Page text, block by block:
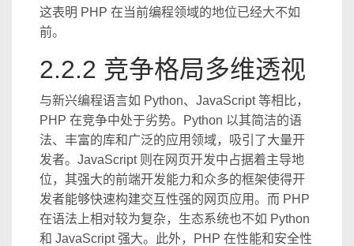
这表明 PHP 在当前编程领域的地位已经大不如
前。
2.2.2 竞争格局多维透视
与新兴编程语言如 Python、JavaScript 等相比，
PHP 在竞争中处于劣势。Python 以其简洁的语
法、丰富的库和广泛的应用领域，吸引了大量开
发者。JavaScript 则在网页开发中占据着主导地
位，其强大的前端开发能力和众多的框架使得开
发者能够快速构建交互性强的网页应用。而 PHP
在语法上相对较为复杂，生态系统也不如 Python
和 JavaScript 强大。此外，PHP 在性能和安全性